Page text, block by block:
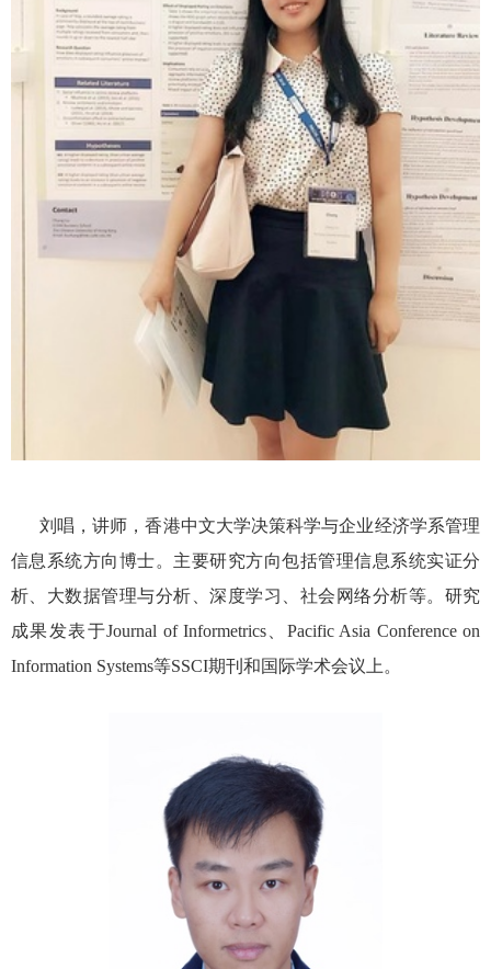
刘唱，讲师，香港中文大学决策科学与企业经济学系管理
信息系统方向博士。主要研究方向包括管理信息系统实证分
析、大数据管理与分析、深度学习、社会网络分析等。研究
成果发表于Journal of Informetrics、 Pacific Asia Conference on
Information Systems等SSCI期刊和国际学术会议上。